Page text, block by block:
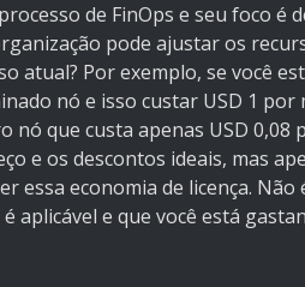
de FinOps e seu foco é
pode ajustar os
atual? Por exemplo, se você
nó e isso custar USD 1
que custa apenas USD 0,08
e os descontos ideais, mas
essa economia de licença.
aplicável e que você está